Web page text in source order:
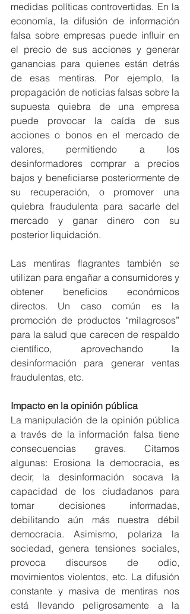
medidas políticas controvertidas. En la
economía, la difusión de información
falsa sobre empresas puede influir en
el precio de sus acciones y generar
ganancias para quienes están detrás
de esas mentiras. Por ejemplo, la
propagación de noticias falsas sobre la
supuesta quiebra de una empresa
puede provocar la caída de sus
acciones o bonos en el mercado de
valores, permitiendo a los
desinformadores comprar a precios
bajos y beneficiarse posteriormente de
su recuperación, o promover una
quiebra fraudulenta para sacarle del
mercado y ganar dinero con su
posterior liquidación.
Las mentiras flagrantes también se
utilizan para engañar a consumidores y
obtener beneficios económicos
directos. Un caso común es la
promoción de productos “milagrosos”
para la salud que carecen de respaldo
científico, aprovechando la
desinformación para generar ventas
fraudulentas, etc.
Impacto en la opinión pública
La manipulación de la opinión pública
a través de la información falsa tiene
consecuencias graves. Citamos
algunas: Erosiona la democracia, es
decir, la desinformación socava la
capacidad de los ciudadanos para
tomar decisiones informadas,
debilitando aún más nuestra débil
democracia. Asimismo, polariza la
sociedad, genera tensiones sociales,
provoca discursos de odio,
movimientos violentos, etc. La difusión
constante y masiva de mentiras nos
está llevando peligrosamente a la